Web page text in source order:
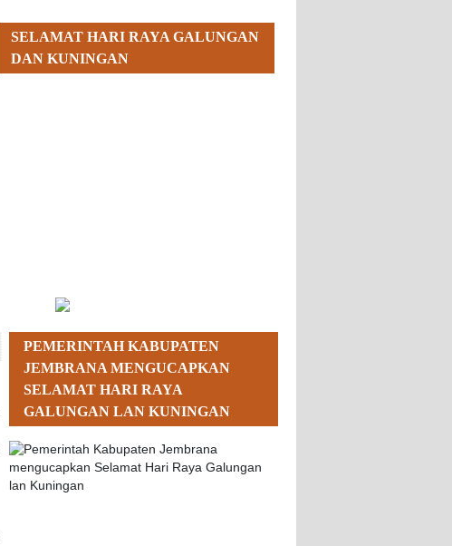
SELAMAT HARI RAYA GALUNGAN
DAN KUNINGAN
PEMERINTAH KABUPATEN
JEMBRANA MENGUCAPKAN
SELAMAT HARI RAYA
GALUNGAN LAN KUNINGAN